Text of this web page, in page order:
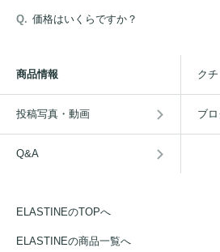
価格はいくらですか？
商品情報 クチ
投稿写真・動画 ブ
Q&A
ELASTINEのTOPへ
ELASTINEの商品一覧へ